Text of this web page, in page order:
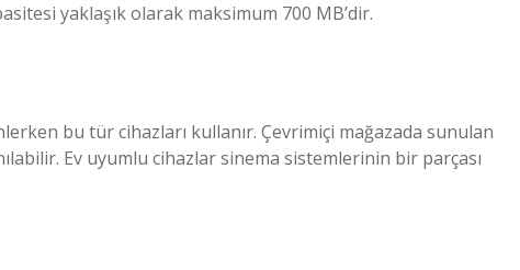
yaklaşık olarak maksimum 700 MB’dir.
bu tür cihazları kullanır. Çevrimiçi mağazada sunulan
Ev uyumlu cihazlar sinema sistemlerinin bir parçası